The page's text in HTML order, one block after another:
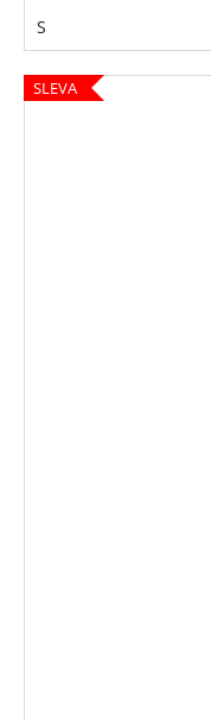
S
SLEVA